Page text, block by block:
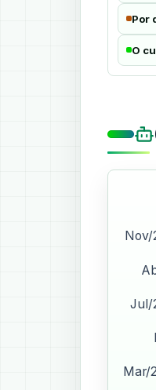
Por
O
Nov/
Jul/
Mar/